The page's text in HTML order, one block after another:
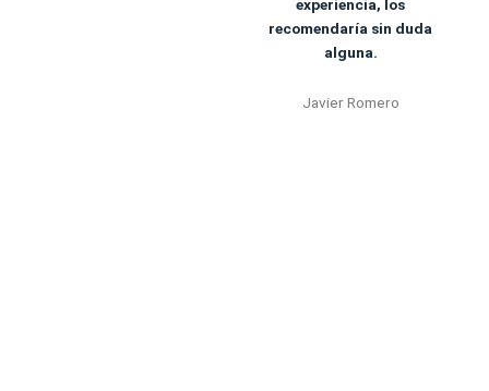
experiencia, los
recomendaría sin duda
alguna.
Javier Romero